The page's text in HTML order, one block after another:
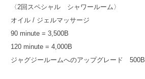
〈2回スペシャル シャワールーム〉
オイル / ジェルマッサージ
90 minute = 3,500B
120 minute = 4,000B
ジャグジールームへのアップグレード 500B